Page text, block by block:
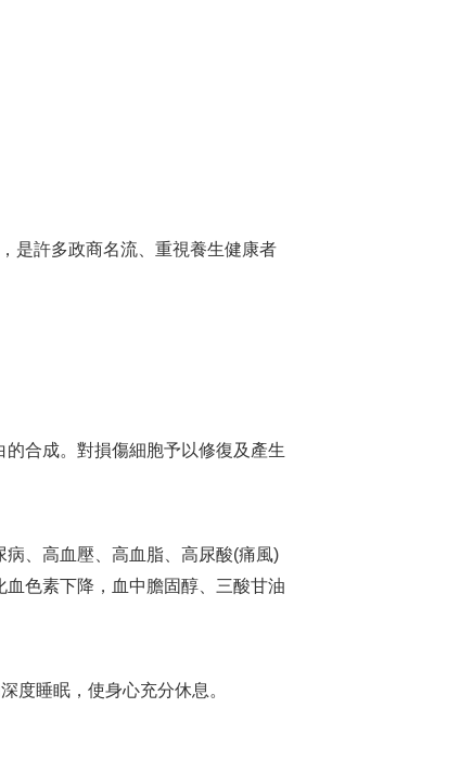
是許多政商名流、重視養生健康者
合成。對損傷細胞予以修復及產生
、高血壓、高血脂、高尿酸(痛風)
色素下降，血中膽固醇、三酸甘油
度睡眠，使身心充分休息。